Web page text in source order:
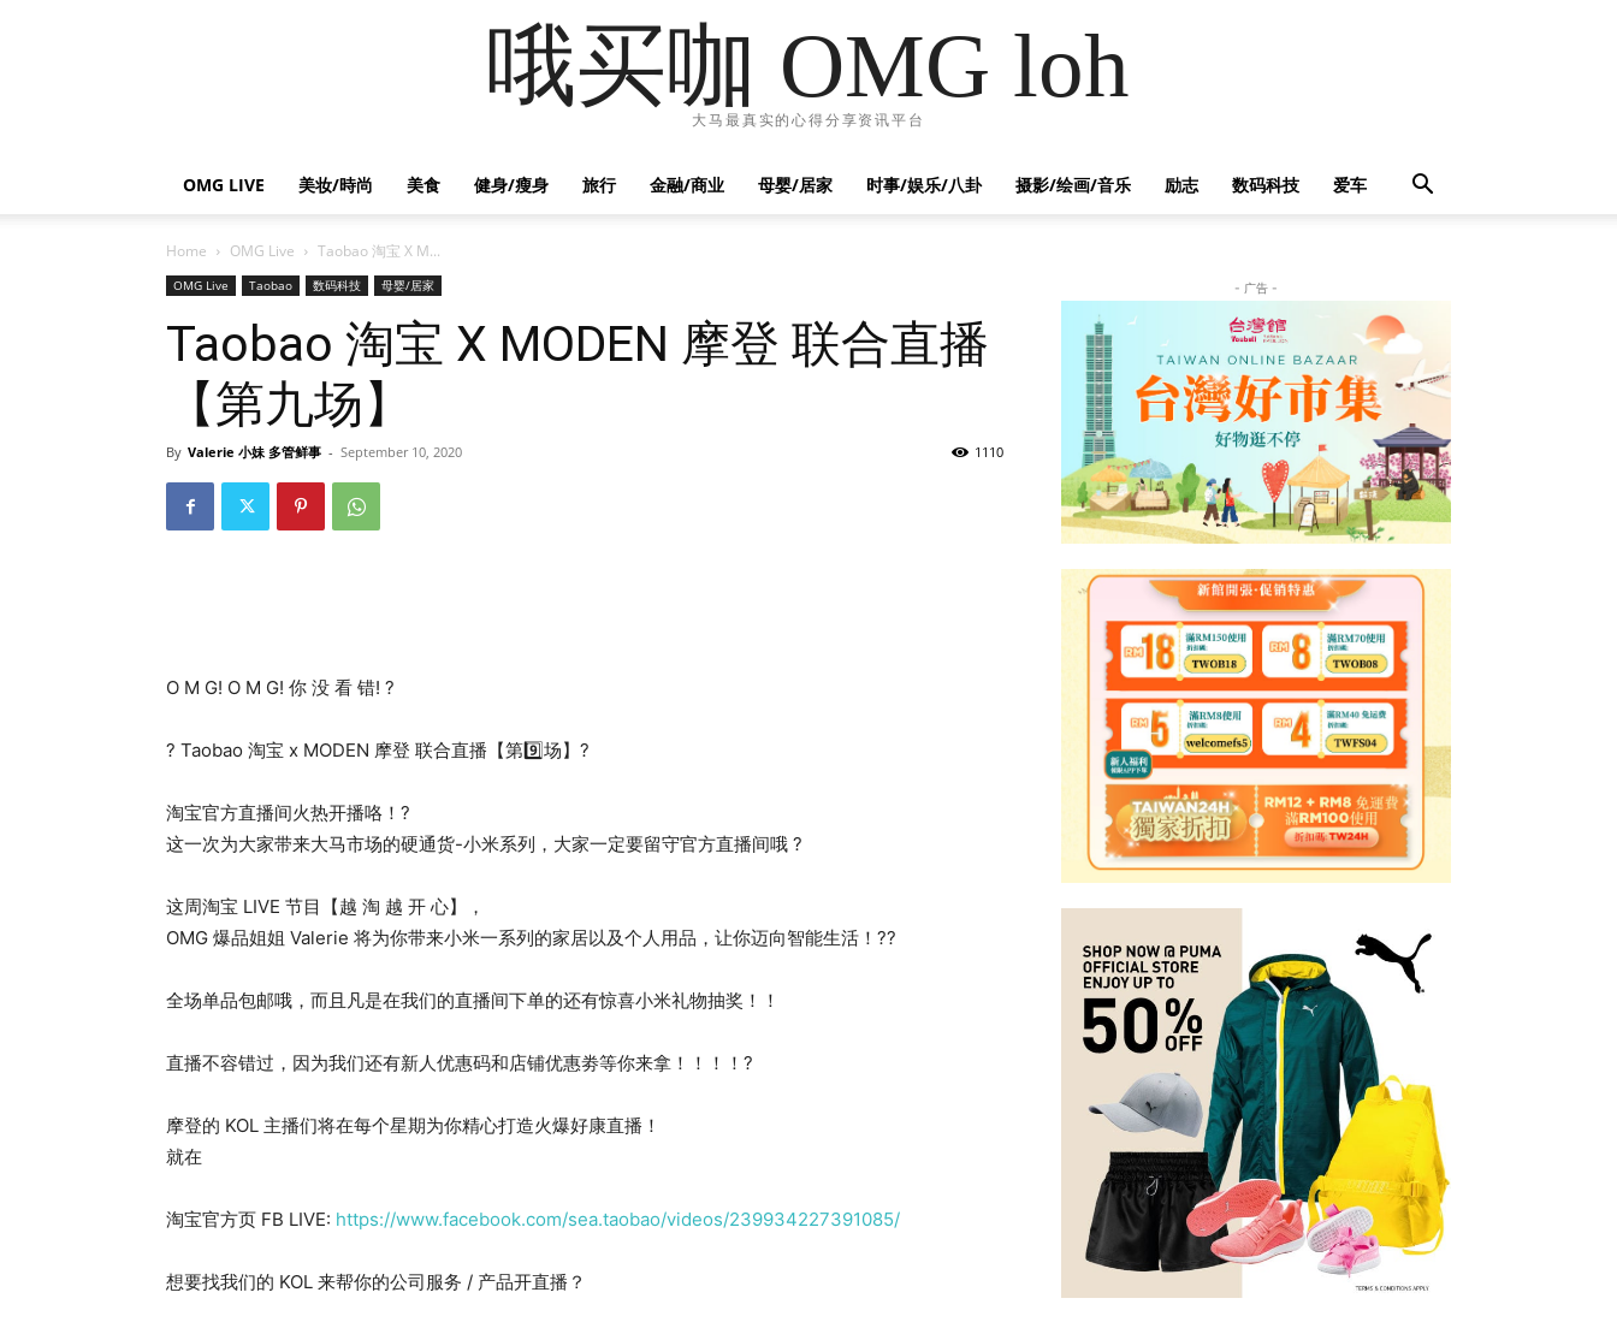
哦买咖 OMG loh
大马最真实的心得分享资讯平台
OMG LIVE 美妆/時尚 美食 健身/瘦身 旅行 金融/商业 母婴/居家 时事/娱乐/八卦 摄影/绘画/音乐 励志 数码科技 爱车
Home OMG Live Taobao 淘宝 X M...
OMG Live Taobao 数码科技 母婴/居家
Taobao 淘宝 X MODEN 摩登 联合直播
【第九场】
By Valerie 小妹 多管鲜事 - September 10, 2020 1110
O M G! O M G! 你 没 看 错! ?
? Taobao 淘宝 x MODEN 摩登 联合直播【第9️⃣场】?
淘宝官方直播间火热开播咯！?
这一次为大家带来大马市场的硬通货-小米系列，大家一定要留守官方直播间哦 ?
这周淘宝 LIVE 节目【越 淘 越 开 心】，
OMG 爆品姐姐 Valerie 将为你带来小米一系列的家居以及个人用品，让你迈向智能生活！??
全场单品包邮哦，而且凡是在我们的直播间下单的还有惊喜小米礼物抽奖！！
直播不容错过，因为我们还有新人优惠码和店铺优惠劵等你来拿！！！！?
摩登的 KOL 主播们将在每个星期为你精心打造火爆好康直播！
就在
淘宝官方页 FB LIVE: https://www.facebook.com/sea.taobao/videos/239934227391085/
想要找我们的 KOL 来帮你的公司服务 / 产品开直播？
- 广告 -